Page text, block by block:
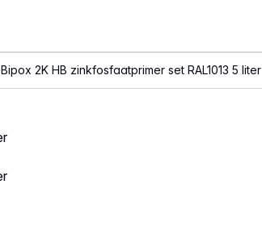
Bipox 2K HB zinkfosfaatprimer set RAL1013 5 liter